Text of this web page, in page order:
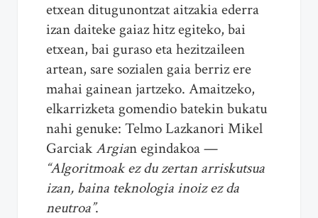
etxean ditugunontzat aitzakia ederra
izan daiteke gaiaz hitz egiteko, bai
etxean, bai guraso eta hezitzaileen
artean, sare sozialen gaia berriz ere
mahai gainean jartzeko. Amaitzeko,
elkarrizketa gomendio batekin bukatu
nahi genuke: Telmo Lazkanori Mikel
GarciakArgian egindakoa —
“Algoritmoak ez du zertan arriskutsua
izan, baina teknologia inoiz ez da
neutroa”.